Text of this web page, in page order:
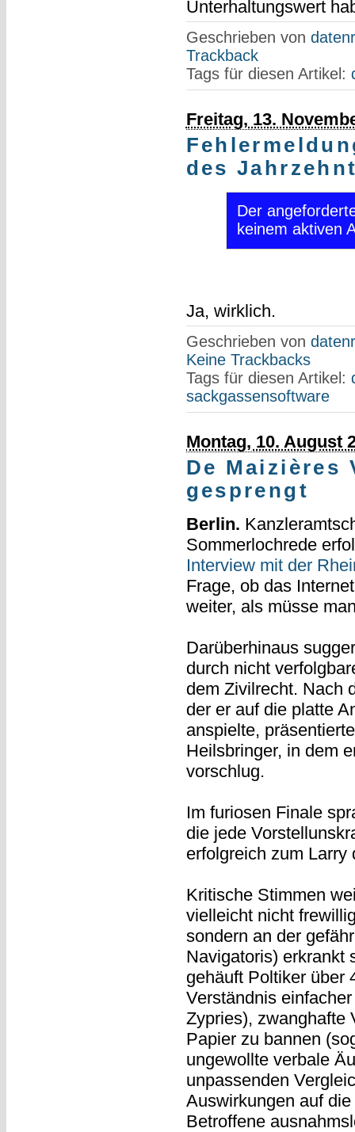
Unterhaltungswert
Geschrieben von
Trackback
Tags für diesen Artikel:
Freitag, 13.
des
Der
keinem aktiven
Ja, wirklich.
Geschrieben von
Keine Trackbacks
Tags für diesen Artikel:
sackgassensoftware
Montag, 10. August
De
gesprengt
Berlin.
Sommerlochrede
Interview mit der
Frage, ob das
weiter, als müsse
Darüberhinaus
durch nicht
dem Zivilrecht. Nach
der er auf die platte
anspielte,
Heilsbringer, in dem
vorschlug.
Im furiosen Finale
die jede
erfolgreich zum Larry
Kritische Stimmen
vielleicht nicht
sondern an der
Navigatoris) erkrankt
gehäuft Poltiker über
Verständnis
Zypries), zwanghafte
Papier zu bannen
ungewollte verbale
unpassenden
Auswirkungen auf
Betroffene